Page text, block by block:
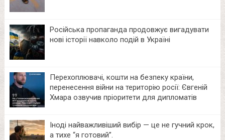
Російська пропаганда продовжує вигадувати
нові історії навколо подій в Україні
Перехоплювачі, кошти на безпеку країни,
перенесення війни на територію росії: Євгеній
Хмара озвучив пріоритети для дипломатів
Іноді найважливіший вибір — це не гучний крок,
а тихе “я готовий”.